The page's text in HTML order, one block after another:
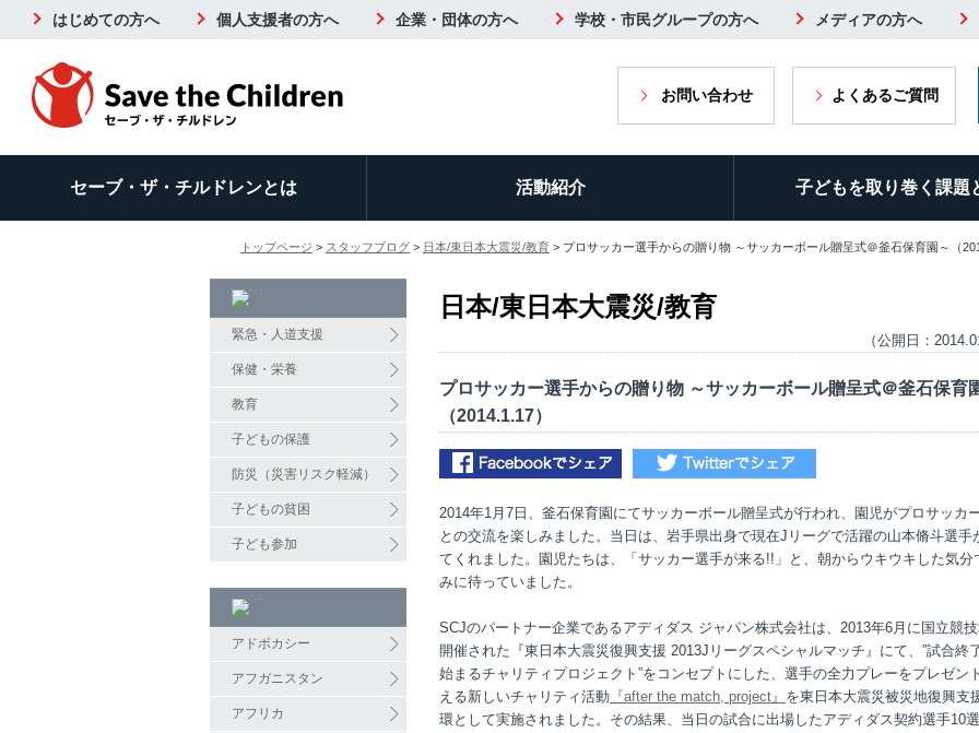
はじめての方へ 個人支援者の方へ 企業・団体の方へ 学校・市民グループの方へ メディアの方へ
お問い合わせ よくあるご質問
セーブ・ザ・チルドレンとは 活動紹介 子どもを取り巻く課題
トップページ > スタッフブログ > 日本/東日本大震災/教育 > プロサッカー選手からの贈り物 ～サッカーボール贈呈式＠釜石保育園～（
緊急・人道支援
保健・栄養
教育
子どもの保護
防災（災害リスク軽減）
子どもの貧困
子ども参加
アドボカシー
アフガニスタン
アフリカ
日本/東日本大震災/教育
（公開日：
プロサッカー選手からの贈り物 ～サッカーボール贈呈式＠釜石保育
（2014.1.17）
2014年1月7日、釜石保育園にてサッカーボール贈呈式が行われ、園児がプロサッカ
との交流を楽しみました。当日は、岩手県出身で現在Jリーグで活躍の山本脩斗選手
てくれました。園児たちは、「サッカー選手が来る!!」と、朝からウキウキした気分
みに待っていました。
SCJのパートナー企業であるアディダス ジャパン株式会社は、2013年6月に国立競
開催された『東日本大震災復興支援 2013Jリーグスペシャルマッチ』にて、”試合終
始まるチャリティプロジェクト”をコンセプトにした、選手の全力プレーをプレゼン
える新しいチャリティ活動 『after the match, project』 を東日本大震災被災地復興支
環として実施されました。その結果、当日の試合に出場したアディダス契約選手10